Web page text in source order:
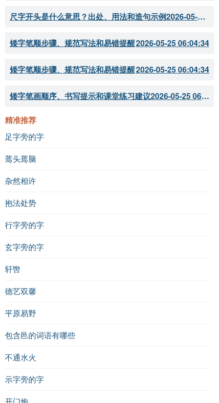
尺字开头是什么意思？出处、用法和造句示例 2026-05-28 18:18:05
矮字笔顺步骤、规范写法和易错提醒2026-05-25 06:04:34
矮字笔顺步骤、规范写法和易错提醒2026-05-25 06:04:34
矮字笔画顺序、书写提示和课堂练习建议 2026-05-25 06:04:33
精准推荐
足字旁的字
蔫头蔫脑
杂然相许
抱法处势
行字旁的字
玄字旁的字
轩辔
德艺双馨
平原易野
包含邑的词语有哪些
不通水火
示字旁的字